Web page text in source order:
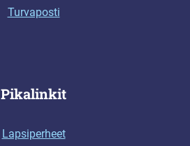
Turvaposti
Pikalinkit
Lapsiperheet